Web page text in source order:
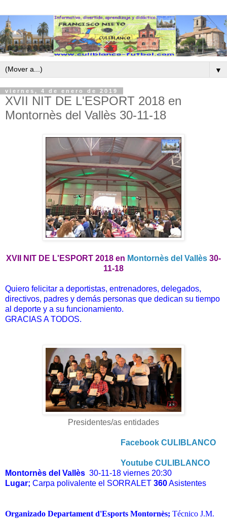
▼
viernes, 4 de enero de 2019
XVII NIT DE L'ESPORT 2018 en
Montornès del Vallès 30-11-18
XVII NIT DE L'ESPORT 2018 en Montornès del Vallès 30-
11-18
Quiero felicitar a deportistas, entrenadores, delegados,
directivos, padres y demás personas que dedican su tiempo
al deporte y a su funcionamiento.
GRACIAS A TODOS.
Presidentes/as entidades
Facebook CULIBLANCO
Youtube CULIBLANCO
Montornès del Vallès 30-11-18 viernes 20:30
Lugar; Carpa polivalente el SORRALET 360Asistentes
Organizado Departament d'Esports Montornès; Técnico J.M.